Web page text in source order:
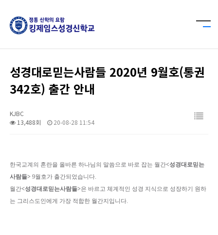
성경대로믿는사람들 2020년 9월호(통권
342호) 출간 안내
KJBC
13,488회
20-08-28 11:54
한국교계의 혼란을 올바른 하나님의 말씀으로 바로 잡는 월간<성경대로믿는
사람들> 9월호가 출간되었습니다.
월간<성경대로믿는사람들>은 바르고 체계적인 성경 지식으로 성장하기 원하
는 그리스도인에게 가장 적합한 월간지입니다.